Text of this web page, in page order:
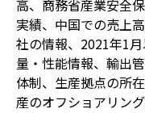
高、商務省産業安全
実績、中国での売上
社の情報、2021年1
量・性能情報、輸出
体制、生産拠点の所
産のオフショアリン